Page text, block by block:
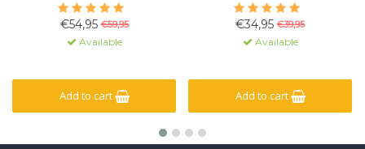
€54,95 €59,95
Available
Add to cart
€34,95 €39,95
Available
Add to cart